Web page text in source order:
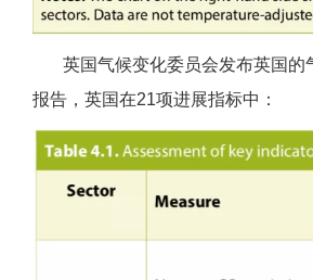
英国气候变化委员会发布英国的
报告，英国在21项进展指标中：